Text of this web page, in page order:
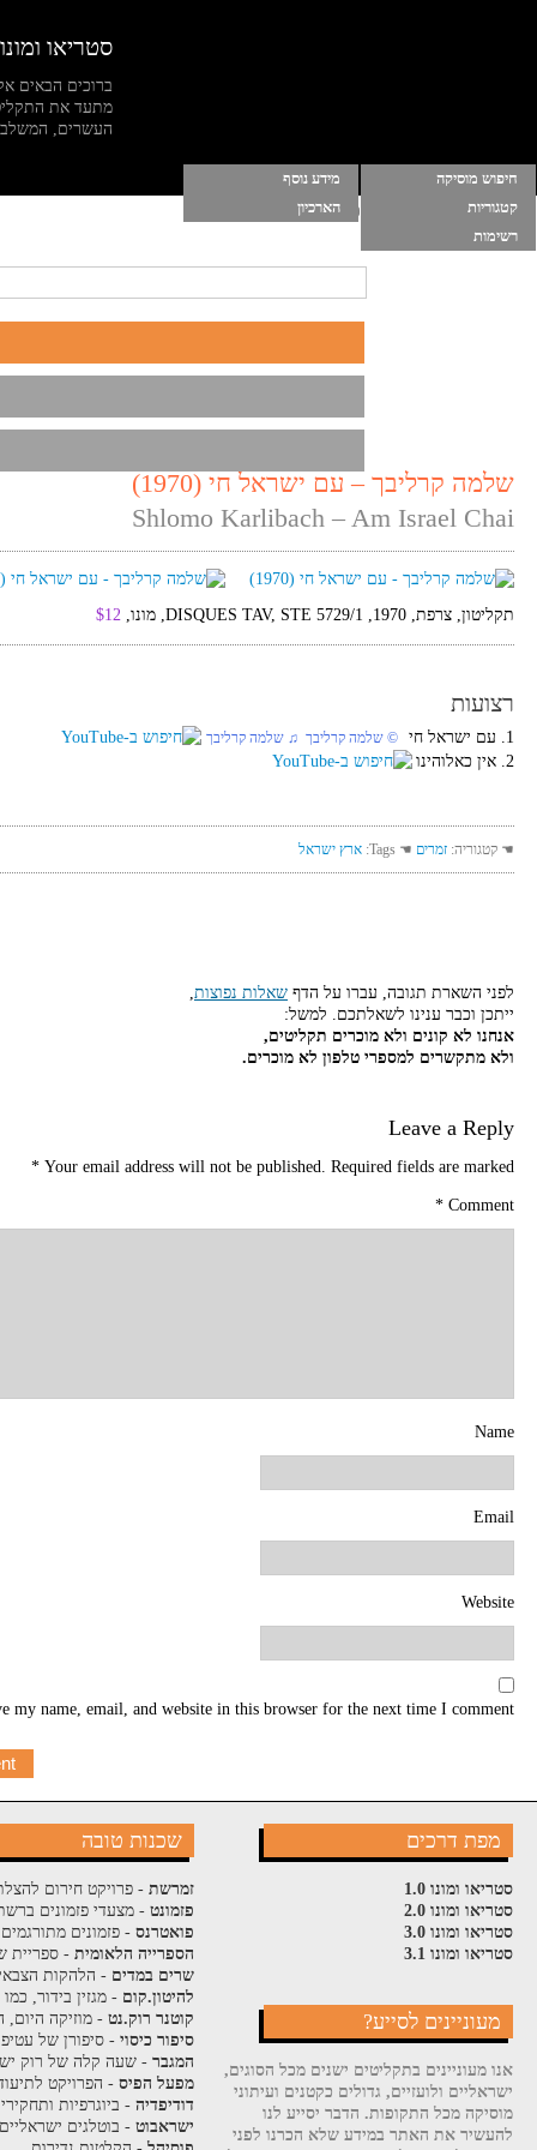
סטריאו ומונו
ברוכים הבאים
מתעד את
העשרים, המשלב
חיפוש מוסיקה
מידע נוסף
קטגוריות
הארכיון
רשימות
הרשימות שלי התחברות |הפסק מוסיקה ברקע
שלמה קרליבך – עם ישראל חי (1970)
Shlomo Karlibach – Am Israel Chai
תקליטון, צרפת, 1970, DISQUES TAV, STE 5729/1, מונו, $12
רצועות
1. עם ישראל חי © שלמה קרליבך ♫ שלמה קרליבך
2. אין כאלוהינו
☚ קטגוריה: זמרים ☚ Tags: ארץ ישראל
לפני השארת תגובה, עברו על הדף שאלות נפוצות,
ייתכן וכבר ענינו לשאלתכם. למשל:
אנחנו לא קונים ולא מוכרים תקליטים,
ולא מתקשרים למספרי טלפון לא מוכרים.
Leave a Reply
Your email address will not be published. Required fields are marked
*
Comment
*
Name
Email
Website
my name, email, and website in this browser for the next time I comment.
מפת דרכים
סטריאו ומונו 1.0
סטריאו ומונו 2.0
סטריאו ומונו 3.0
סטריאו ומונו 3.1
מעוניינים לסייע?
אנו מעוניינים בתקליטים ישנים מכל הסוגים,
ישראליים ולועזיים, גדולים כקטנים ועיתוני
מוסיקה מכל התקופות. הדבר יסייע לנו
להעשיר את האתר במידע שלא הכרנו לפני
שכנות טובה
זמרשת- פרויקט חירום
פזמונט- מצעדי פזמונים
פואטרנס- פזמונים
הספרייה הלאומית- ספריית
שרים במדים - הלהקות
להיטון.קום - מגזין בידור,
קוטנר רוק.נט- מוזיקה היום,
סיפור כיסוי- סיפורן של
המגבר- שעה קלה של רוק
מפעל הפיס- הפרויקט
דודיפדיה- ביוגרפיות
ישראבוט- בוטלגים ישראליים